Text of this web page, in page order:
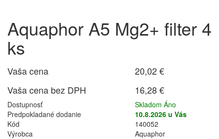
Aquaphor A5 Mg2+ filter 4
ks
Vaša cena
20,02 €
Vaša cena bez DPH
16,28 €
Dostupnosť
Skladom Áno
Predpokladané dodanie
10.8.2026 u Vás
Kód
140052
Výrobca
Aquaphor